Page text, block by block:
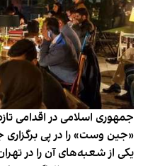
جمهوری اسلامی در اقدامی
«جین وست» را در پی
یکی از شعبه‌های آن را در